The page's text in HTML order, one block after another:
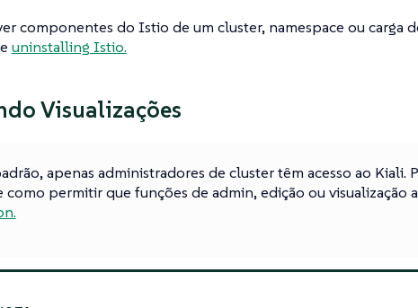
componentes do Istio de um cluster, namespace ou carga
uninstalling Istio.
Visualizações
apenas administradores de cluster têm acesso ao Kiali.
como permitir que funções de admin, edição ou visualização